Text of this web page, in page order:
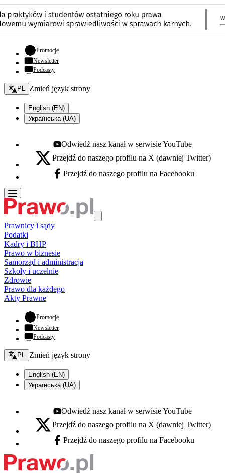
Promocje- otwiera się w nowej karcie
Newsletter
Podcasty
Zmień język - bieżący:
PL Zmień język strony
English (EN)
Українська (UA)
Youtube - otwiera się w nowej karcie
Odwiedź nasz kanał w serwisie YouTube
X - otwiera się w nowej karcie
Przejdź do naszego profilu na X (dawniej Twitter)
Facebook - otwiera się w nowej karcie
Przejdź do naszego profilu na Facebooku
Prawnicy i sądy
Podatki
Kadry i BHP
Prawo w biznesie
Samorząd i administracja
Szkoły i uczelnie
Zdrowie
Prawo dla każdego
Akty Prawne
Promocje- otwiera się w nowej karcie
Newsletter
Podcasty
Zmień język - bieżący:
PL Zmień język strony
English (EN)
Українська (UA)
Youtube - otwiera się w nowej karcie
Odwiedź nasz kanał w serwisie YouTube
X - otwiera się w nowej karcie
Przejdź do naszego profilu na X (dawniej Twitter)
Facebook - otwiera się w nowej karcie
Przejdź do naszego profilu na Facebooku